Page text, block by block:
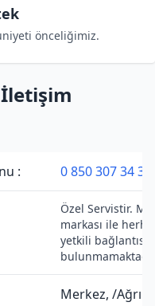
önceliğimiz.
: 0 850 307 34 38
Özel Servistir.
markası ile
yetkili bağlantısı
Merkez, /Ağrı